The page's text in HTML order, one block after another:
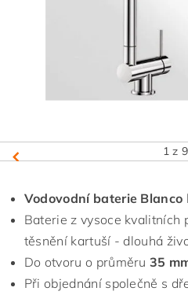
1 z 9
Vodovodní baterie Blanco
Baterie z vysoce kvalitních
těsnění kartuší - dlouhá
Do otvoru o průměru35
Při objednání společně s